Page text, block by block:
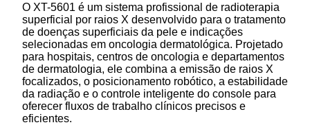
O XT-5601 é um sistema profissional de radioterapia
superficial por raios X desenvolvido para o tratamento
de doenças superficiais da pele e indicações
selecionadas em oncologia dermatológica. Projetado
para hospitais, centros de oncologia e departamentos
de dermatologia, ele combina a emissão de raios X
focalizados, o posicionamento robótico, a estabilidade
da radiação e o controle inteligente do console para
oferecer fluxos de trabalho clínicos precisos e
eficientes.